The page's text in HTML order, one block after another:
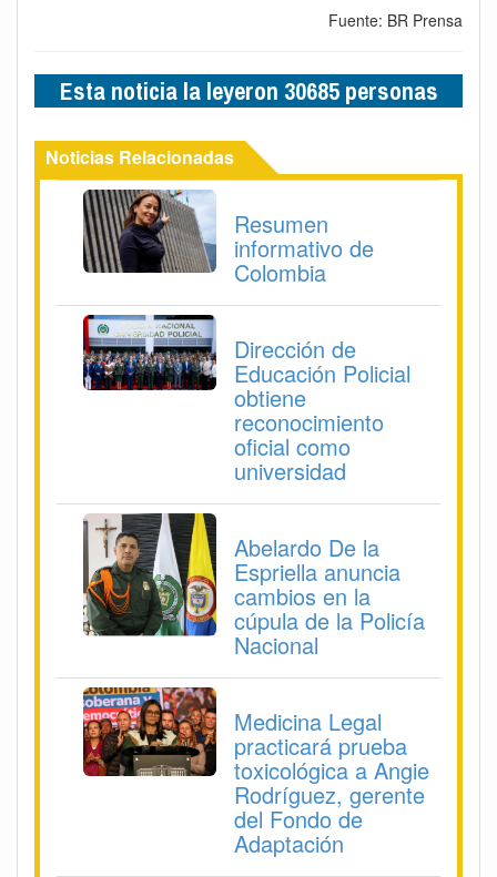
Fuente: BR Prensa
Esta noticia la leyeron 30685 personas
Noticias Relacionadas
Resumen
informativo de
Colombia
Dirección de
Educación Policial
obtiene
reconocimiento
oficial como
universidad
Abelardo De la
Espriella anuncia
cambios en la
cúpula de la Policía
Nacional
Medicina Legal
practicará prueba
toxicológica a Angie
Rodríguez, gerente
del Fondo de
Adaptación